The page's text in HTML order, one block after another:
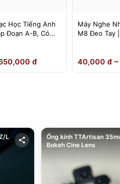
Học Tiếng Anh
Đoạn A-B, Có
đ
Máy Nghe
M8 Đeo Tay
Loa Ngoài
40,000 đ
L
Ống kính TTArtisan
Bokeh Cine Lens